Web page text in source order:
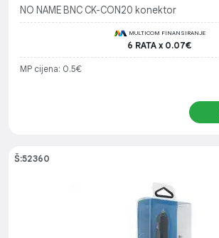
NO NAME BNC CK-CON20 konektor
MULTICOM FINANSIRANJE
6 RATA x 0.07€
MP cijena: 0.5€
Š:52360